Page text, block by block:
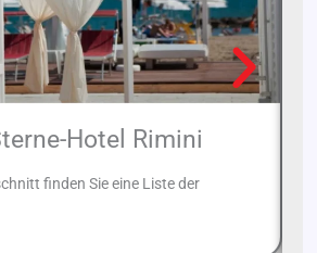
Hotel Rimini
finden Sie eine Liste der